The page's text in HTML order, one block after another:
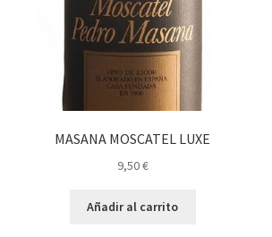
MASANA MOSCATEL LUXE
9,50€
Añadir al carrito